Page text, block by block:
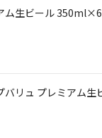
ム生ビール 350ml×6
バリュ プレミアム